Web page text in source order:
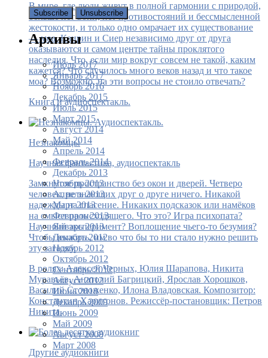
В мире, где люди живут в полной гармонии с природой,
больше нет войн, нет противостояний и бессмысленной
жестокости, и только одно омрачает их существование
— моа. Каирин и Сиер независимо друг от друга
оказываются и самом центре тайны проклятого
наследия. Что, если мир вокруг совсем не такой, каким
кажется? Что случилось много веков назад и что такое
моа? Возможно, на эти вопросы не стоило отвечать?
Книга и аудиоспектакль.
Незнакомцы
Научная фантастика, аудиоспектакль
Замкнутое пространство без окон и дверей. Четверо
человек, не знающих друг о друге ничего. Никакой
надежды на спасение. Никаких подсказок или намёков
на смысл происходящего. Что это? Игра психопата?
Научный эксперимент? Воплощение чьего-то безумия?
Чтобы выжить, им во что бы то ни стало нужно решить
эту загадку.
В ролях: Алексей Черных, Юлия Шарапова, Никита
Муравьёв, Анатолий Багрицкий, Ярослав Хорошков,
Василий Стоноженко, Илона Владовская. Композитор:
Константин Харитонов. Режиссёр-постановщик: Петров
Никита.
Другие аудиокниги
Архивы
Июль 2017
Январь 2017
Ноябрь 2016
Декабрь 2015
Июль 2015
Март 2015
Август 2014
Май 2014
Апрель 2014
Февраль 2014
Декабрь 2013
Ноябрь 2013
Апрель 2013
Март 2013
Февраль 2013
Январь 2013
Декабрь 2012
Ноябрь 2012
Октябрь 2012
Сентябрь 2012
Август 2012
Июнь 2010
Декабрь 2009
Июнь 2009
Май 2009
Август 2008
Март 2008